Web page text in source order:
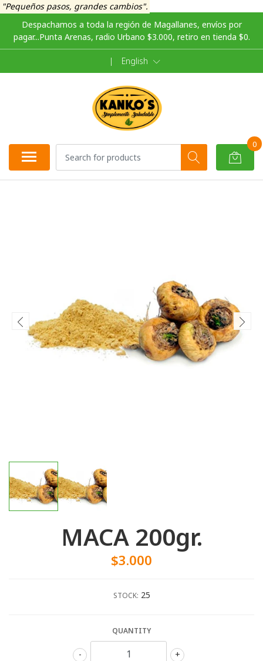
"Pequeños pasos, grandes cambios".
Despachamos a toda la región de Magallanes, envíos por
pagar...Punta Arenas, radio Urbano $3.000, retiro en tienda $0.
| English
0
MACA 200gr.
$3.000
STOCK: 25
QUANTITY
+
-